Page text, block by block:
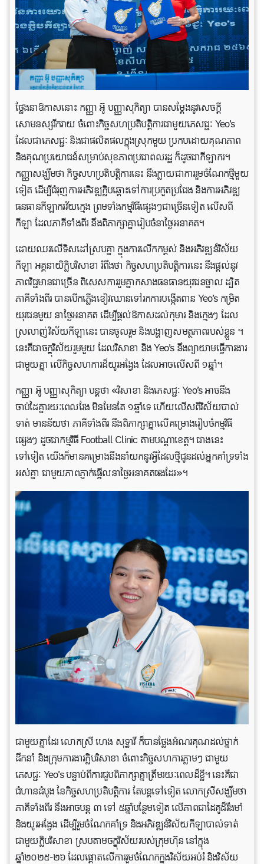
ថ្លែងនាឱកាសនោះ កញ្ញា អ៊ូ បញ្ញាសុកិត្យា បានសម្ដែងនូវសេចក្ដី
សោមនស្សរីករាយ ចំពោះកិច្ចសហប្រតិបត្តិការជាមួយភេសជ្ជៈ Yeo’s
ដែលជាភេសជ្ជៈ និងជាផលិតផលក្នុងស្រុកមួយ ប្រកបដោយគុណភាព
និងគុណប្រយោជន៍សម្រាប់សុខភាពប្រជាពលរដ្ឋ ក៏ដូចជាកីឡាករ។
កញ្ញាសង្ឃឹមថា កិច្ចសហប្រតិបត្តិការនេះ នឹងក្លាយជាការរួមចំណែកថ្មីមួយ
ទៀត ដើម្បីជំរុញការអភិវឌ្ឍក្លិបឆ្ពោះទៅការប្រកួតប្រជែង និងការអភិវឌ្ឍ
ធនធានកីឡាករវ័យក្មេង ព្រមទាំងកម្មវិធីផ្សេងៗជាច្រើនទៀត លើសពី
កីឡា ដែលភាគីទាំងពីរ នឹងពិភាក្សាគ្នារៀបចំនាថ្ងៃអនាគត។
ដោយឈរលើទិសដៅស្របគ្នា ក្នុងការលើកកម្ពស់ និងអភិវឌ្ឍន៍វិស័យ
កីឡា អគ្គនាយិក្លិបវិសាខា រំពឹងថា កិច្ចសហប្រតិបត្តិការនេះ នឹងផ្ដល់នូវ
ភាពវិជ្ជមានជាច្រើន ពិសេសការរួមគ្នាកសាងធនធានយុវជនថ្នាល ដ្បិត
ភាគីទាំងពីរ បានបើកភ្លើងខៀវឈានទៅរកការបង្កើតពាន Yeo’s កម្រិត
យុវជនមួយ នាថ្ងៃអនាគត ដើម្បីផ្ដល់ឱកាសដល់កុមារ និងក្មេងៗ ដែល
ស្រលាញ់វិស័យកីឡានេះ បានចូលរួម និងបង្ហាញសមត្ថភាពរបស់ខ្លួន ។
នេះគឺជាចក្ខុវិស័យរួមមួយ ដែលវិសាខា និង Yeo’s នឹងព្យាយាមធ្វើការងារ
ជាមួយគ្នា លើកិច្ចសហការដ៏យូរអង្វែង ដែលអាចលើសពី ១ឆ្នាំ។
កញ្ញា អ៊ូ បញ្ញាសុកិត្យា បន្ដថា «វិសាខា និងភេសជ្ជៈ Yeo’s អាចនឹង
ចាប់ដៃគ្នារយៈពេលវែង មិនមែនតែ ១ឆ្នាំទេ ហើយលើសពីវិស័យបាល់
ទាត់ មានន័យថា ភាគីទាំងពីរ នឹងពិភាក្សាគ្នាលើគម្រោងរៀបចំកម្មវិធី
ផ្សេងៗ ដូចជាកម្មវិធី Football Clinic តាមបណ្ដាខេត្ត។ ជាងនេះ
ទៅទៀត យើងក៏មានគម្រោងនឹងនាំយកនូវអ្វីដែលថ្មីជូនដល់អ្នកគាំទ្រទាំង
អស់គ្នា ជាមួយភាពភ្ញាក់ផ្អើលនាថ្ងៃអនាគតផងដែរ»។
ជាមួយគ្នាដែរ លោកស្រី ហេង សុទ្ធាវី ក៏បានថ្លែងអំណរគុណដល់ថ្នាក់
ដឹកនាំ និងក្រុមការងារក្លិបវិសាខា ចំពោះកិច្ចសហការភ្លាមៗ ជាមួយ
ភេសជ្ជៈ Yeo’s បន្ទាប់ពីការជួបពិភាក្សាគ្នាត្រឹមរយៈពេលដ៏ខ្លី។ នេះគឺជា
ជំហានដំបូង នៃកិច្ចសហប្រតិបត្តិការ តែបន្ដទៅទៀត លោកស្រីសង្ឃឹមថា
ភាគីទាំងពីរ នឹងអាចបន្ដ ៣ ទៅ ៥ឆ្នាំបន្ថែមទៀត លើភាពជាដៃគូដ៏រឹងមាំ
និងយូរអង្វែង ដើម្បីរួមចំណែកគាំទ្រ និងអភិវឌ្ឍន៍វិស័យកីឡាបាល់ទាត់
ជាមួយក្លិបវិសាខា ស្របតាមចក្ខុវិស័យរបស់ក្រុមហ៊ុន នៅក្នុង
ឆ្នាំ២០២៥-២៦ ដែលផ្ដោតលើការរួមចំណែកក្នុងវិស័យអប់រំ និងវិស័យ